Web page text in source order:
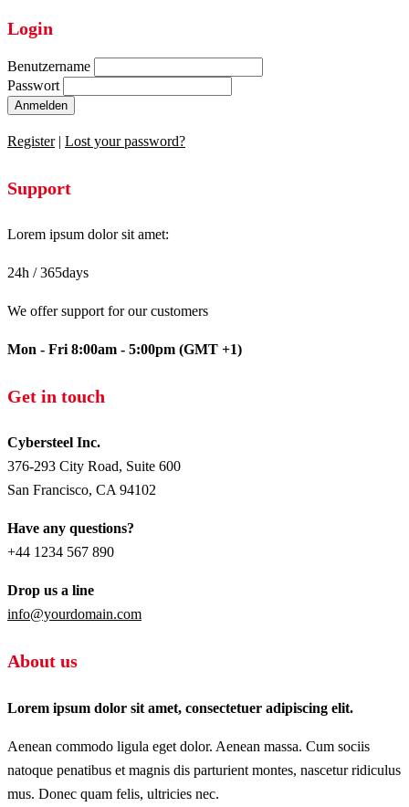
Login
Benutzername
Passwort
Anmelden
Register| Lost your password?
Support
Lorem ipsum dolor sit amet:
24h / 365days
We offer support for our customers
Mon - Fri 8:00am - 5:00pm (GMT +1)
Get in touch
Cybersteel Inc.
376-293 City Road, Suite 600
San Francisco, CA 94102
Have any questions?
+44 1234 567 890
Drop us a line
info@yourdomain.com
About us
Lorem ipsum dolor sit amet, consectetuer adipiscing elit.
Aenean commodo ligula eget dolor. Aenean massa. Cum sociis
natoque penatibus et magnis dis parturient montes, nascetur ridiculus
mus. Donec quam felis, ultricies nec.